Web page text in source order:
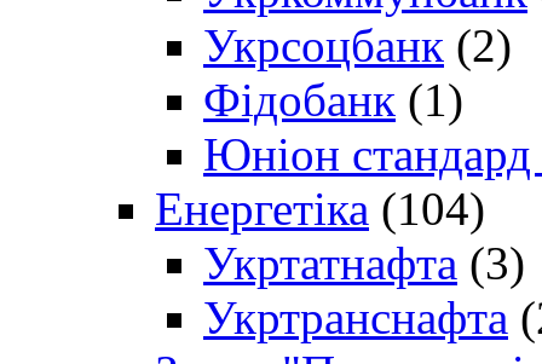
Укрсоцбанк (2)
Фідобанк (1)
Юніон стандард
Енергетіка (104)
Укртатнафта (3)
Укртранснафта